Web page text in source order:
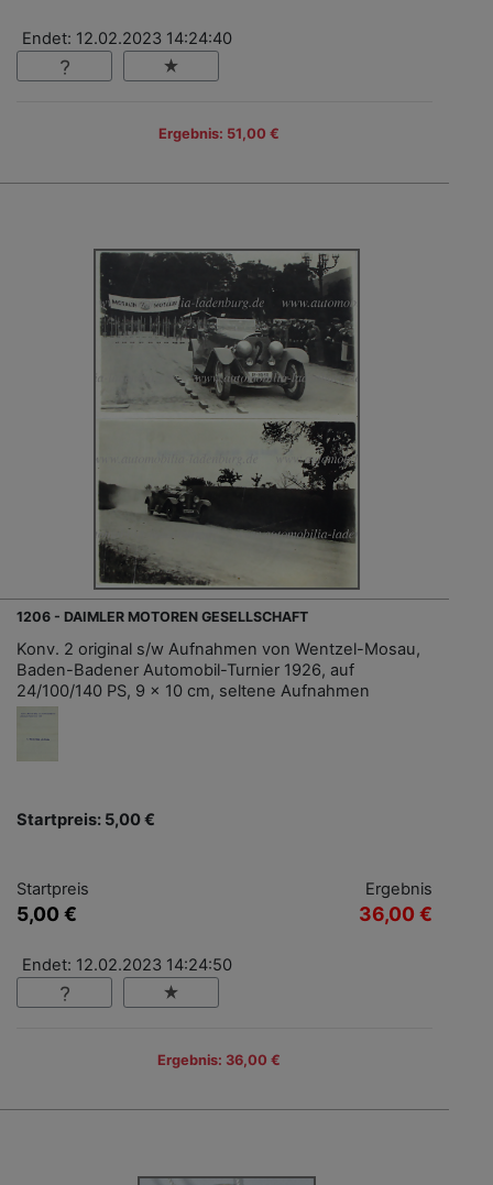
Endet: 12.02.2023 14:24:40
Ergebnis: 51,00 €
1206 - DAIMLER MOTOREN GESELLSCHAFT
Konv. 2 original s/w Aufnahmen von Wentzel-Mosau,
Baden-Badener Automobil-Turnier 1926, auf
24/100/140 PS, 9 x 10 cm, seltene Aufnahmen
Startpreis: 5,00 €
Startpreis
5,00 €
Ergebnis
36,00 €
Endet: 12.02.2023 14:24:50
Ergebnis: 36,00 €